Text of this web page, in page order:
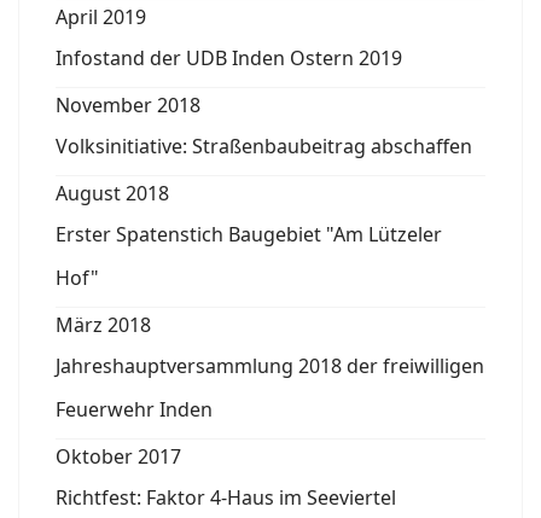
April 2019
Infostand der UDB Inden Ostern 2019
November 2018
Volksinitiative: Straßenbaubeitrag abschaffen
August 2018
Erster Spatenstich Baugebiet "Am Lützeler
Hof"
März 2018
Jahreshauptversammlung 2018 der freiwilligen
Feuerwehr Inden
Oktober 2017
Richtfest: Faktor 4-Haus im Seeviertel